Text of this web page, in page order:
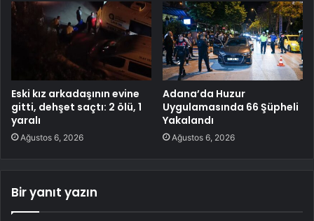
Eski kız arkadaşının evine
gitti, dehşet saçtı: 2 ölü, 1
yaralı
Ağustos 6, 2026
Adana’da Huzur
Uygulamasında 66 Şüpheli
Yakalandı
Ağustos 6, 2026
Bir yanıt yazın